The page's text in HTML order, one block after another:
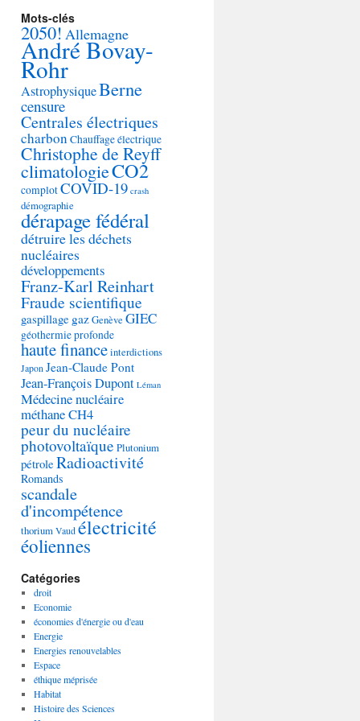
Mots-clés
2050! Allemagne
André Bovay-
Rohr
AstrophysiqueBerne
censure
Centrales électriques
charbonChauffage électrique
Christophe de Reyff
climatologieCO2
complotCOVID-19 crash
démographie
dérapage fédéral
détruire les déchets
nucléaires
développements
Franz-Karl Reinhart
Fraude scientifique
gaspillage gazGenève GIEC
géothermie profonde
haute financeinterdictions
Japon Jean-Claude Pont
Jean-François Dupont Léman
Médecine nucléaire
méthane CH4
peur du nucléaire
photovoltaïque Plutonium
pétrole Radioactivité
Romands
scandale
d'incompétence
thorium Vaud électricité
éoliennes
Catégories
droit
Economie
économies d'énergie ou d'eau
Energie
Energies renouvelables
Espace
éthique méprisée
Habitat
Histoire des Sciences